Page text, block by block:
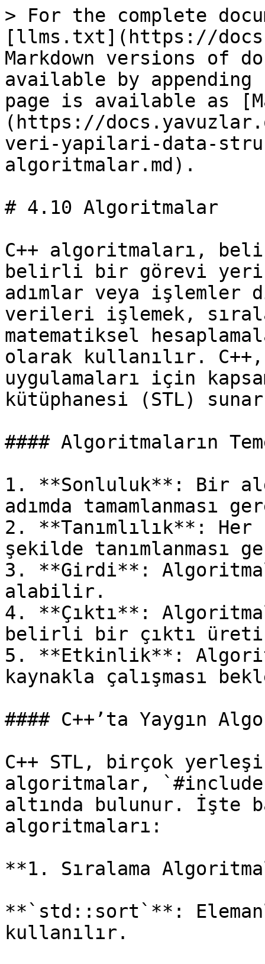
> For the complete
[llms.txt](https://
Markdown versions of
available by
page is available as
(https://
veri-yapilari-data-
algoritmalar.md).
# 4.10 Algoritmalar
C++ algoritmaları,
belirli bir görevi
adımlar veya
verileri işlemek,
matematiksel
olarak kullanılır.
uygulamaları için
kütüphanesi (STL)
#### Algoritmaların
1. **Sonluluk**: Bir
adımda tamamlanması
2. **Tanımlılık**: Her
şekilde tanımlanması
3. **Girdi**:
alabilir.
4. **Çıktı**:
belirli bir çıktı
5. **Etkinlik**:
kaynakla çalışması
#### C++’ta Yaygın
C++ STL, birçok
algoritmalar, `#include
altında bulunur. İşte
algoritmaları:
**1. Sıralama
**`std::sort`**:
kullanılır.